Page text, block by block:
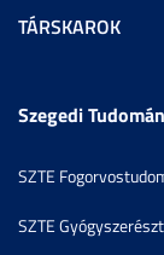
TÁRSKAROK
Szegedi
SZTE
SZTE